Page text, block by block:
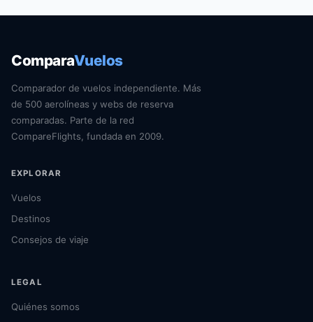
ComparaVuelos
Comparador de vuelos independiente. Más
de 500 aerolíneas y webs de reserva
comparadas. Parte de la red
CompareFlights, fundada en 2009.
EXPLORAR
Vuelos
Destinos
Consejos de viaje
LEGAL
Quiénes somos